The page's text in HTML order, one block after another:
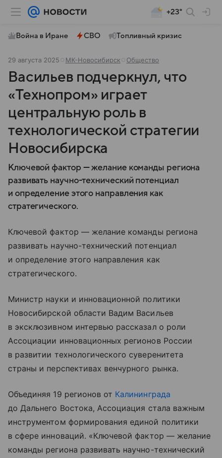
+23°
Война в Иране СВО Топливный кризис
29 августа 2025 МК-Новосибирск Общество
Васильев подчеркнул, что
«Технопром» играет
центральную роль в
технологической стратегии
Новосибирска
Ключевой фактор — желание команды региона
развивать научно-технический потенциал
и определение этого направления как
стратегического.
Ключевой фактор — желание команды региона
развивать научно-технический потенциал
и определение этого направления как
стратегического.
Министр науки и инновационной политики
Новосибирской области Вадим Васильев
в эксклюзивном интервью рассказал о роли
Ассоциации инновационных регионов России
в развитии технологического суверенитета
страны и перспективах венчурного рынка.
Объединяя 19 регионов от Калининграда
до Дальнего Востока, Ассоциация стала важным
инструментом формирования единой политики
в сфере инноваций. «Ключевой фактор — желание
команды региона развивать научно-технический